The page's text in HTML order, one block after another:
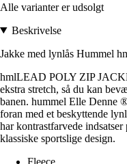
Alle varianter er udsolgt
Beskrivelse
Jakke med lynlås Hummel
hmlLEAD POLY ZIP
ekstra stretch, så du kan
banen. hummel Elle Denne
foran med et beskyttende
har kontrastfarvede
klassiske sportslige design.
Fleece